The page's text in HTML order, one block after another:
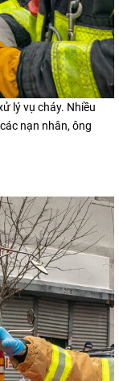
lý vụ cháy. Nhiều
nạn nhân, ông